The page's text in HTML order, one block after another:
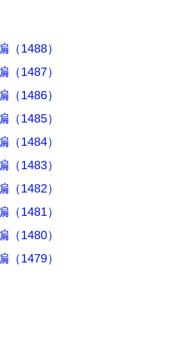
（1488）
（1487）
（1486）
（1485）
（1484）
（1483）
（1482）
（1481）
（1480）
（1479）